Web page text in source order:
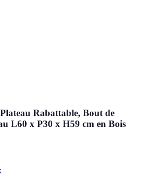
Rabattable, Bout de
L60 x P30 x H59 cm en Bois